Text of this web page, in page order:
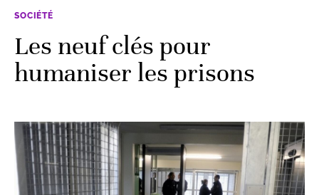
SOCIÉTÉ
Les neuf clés pour
humaniser les prisons